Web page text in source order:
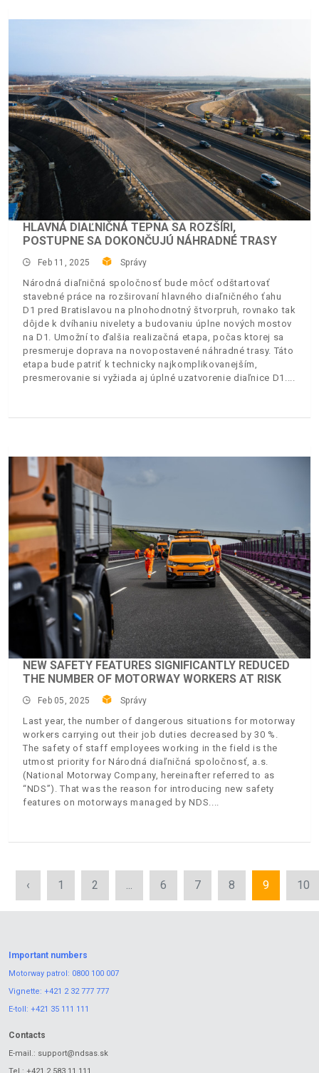
HLAVNÁ DIAĽNIČNÁ TEPNA SA ROZŠÍRI,
POSTUPNE SA DOKONČUJÚ NÁHRADNÉ TRASY
Feb 11, 2025 Správy
Národná diaľničná spoločnosť bude môcť odštartovať
stavebné práce na rozširovaní hlavného diaľničného ťahu
D1 pred Bratislavou na plnohodnotný štvorpruh, rovnako tak
dôjde k dvíhaniu nivelety a budovaniu úplne nových mostov
na D1. Umožní to ďalšia realizačná etapa, počas ktorej sa
presmeruje doprava na novopostavené náhradné trasy. Táto
etapa bude patriť k technicky najkomplikovanejším,
presmerovanie si vyžiada aj úplné uzatvorenie diaľnice D1.
NEW SAFETY FEATURES SIGNIFICANTLY REDUCED
THE NUMBER OF MOTORWAY WORKERS AT RISK
Feb 05, 2025 Správy
Last year, the number of dangerous situations for motorway
workers carrying out their job duties decreased by 30 %.
The safety of staff employees working in the field is the
utmost priority for Národná diaľničná spoločnosť, a.s.
(National Motorway Company, hereinafter referred to as
“NDS”). That was the reason for introducing new safety
features on motorways managed by NDS.
‹ 1 2 ... 6 7 8 9 10
Important numbers
Motorway patrol: 0800 100 007
Vignette: +421 2 32 777 777
E-toll: +421 35 111 111
Contacts
E-mail.: support@ndsas.sk